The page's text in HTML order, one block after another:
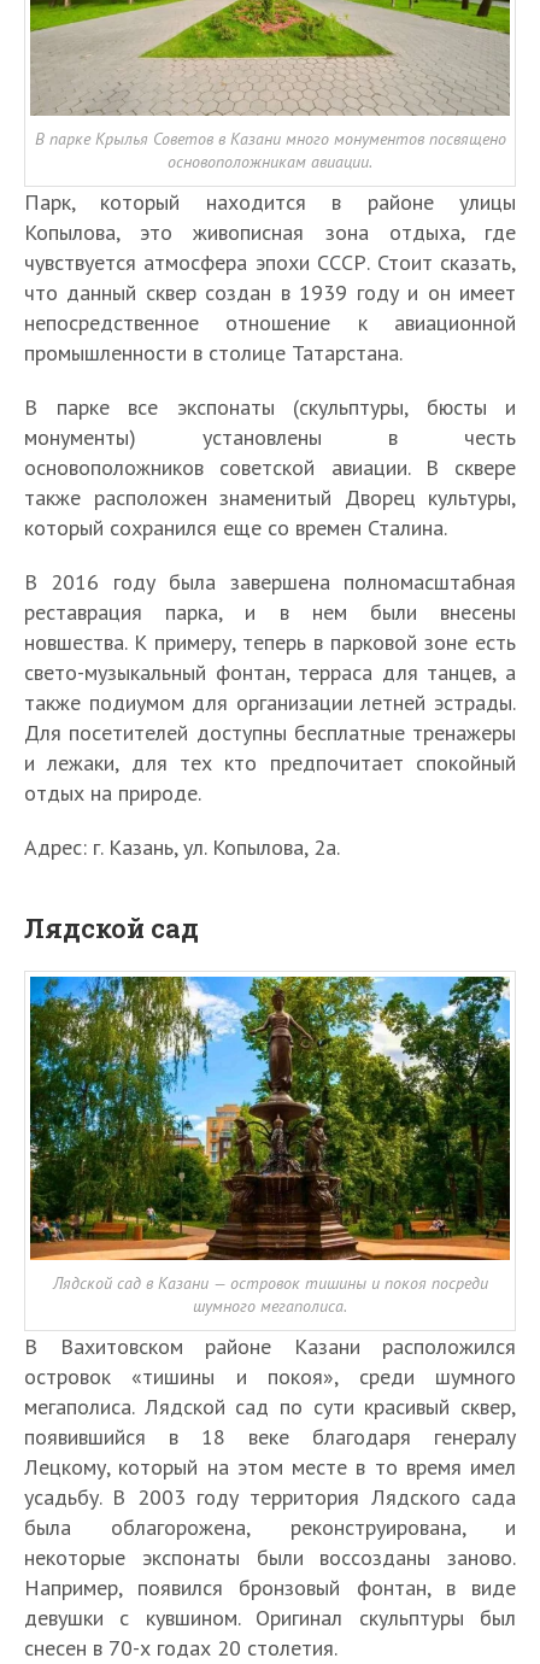
В парке Крылья Советов в Казани много монументов посвящено
основоположникам авиации.
Парк, который находится в районе улицы
Копылова, это живописная зона отдыха, где
чувствуется атмосфера эпохи СССР. Стоит сказать,
что данный сквер создан в 1939 году и он имеет
непосредственное отношение к авиационной
промышленности в столице Татарстана.
В парке все экспонаты (скульптуры, бюсты и
монументы) установлены в честь
основоположников советской авиации. В сквере
также расположен знаменитый Дворец культуры,
который сохранился еще со времен Сталина.
В 2016 году была завершена полномасштабная
реставрация парка, и в нем были внесены
новшества. К примеру, теперь в парковой зоне есть
свето-музыкальный фонтан, терраса для танцев, а
также подиумом для организации летней эстрады.
Для посетителей доступны бесплатные тренажеры
и лежаки, для тех кто предпочитает спокойный
отдых на природе.
Адрес: г. Казань, ул. Копылова, 2а.
Лядской сад
Лядской сад в Казани — островок тишины и покоя посреди
шумного мегаполиса.
В Вахитовском районе Казани расположился
островок «тишины и покоя», среди шумного
мегаполиса. Лядской сад по сути красивый сквер,
появившийся в 18 веке благодаря генералу
Лецкому, который на этом месте в то время имел
усадьбу. В 2003 году территория Лядского сада
была облагорожена, реконструирована, и
некоторые экспонаты были воссозданы заново.
Например, появился бронзовый фонтан, в виде
девушки с кувшином. Оригинал скульптуры был
снесен в 70-х годах 20 столетия.